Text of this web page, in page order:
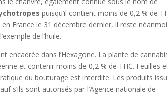
le chanvre, également connue sous le nom de
puisqu’il contient moins de 0,2 % de
France le 31 décembre dernier, il reste
de l’huile.
dans l’Hexagone. La plante de
et contenir moins de 0,2 % de THC. Feuilles
du bouturage est interdite. Les produits
s’ils sont autorisés par l’Agence nationale de